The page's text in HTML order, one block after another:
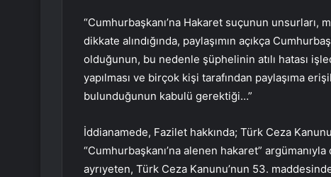
“Cumhurbaşkanı’na Hakaret suçunun unsurları,
dikkate alındığında, paylaşımın açıkça
olduğunun, bu nedenle şüphelinin atılı hatası
yapılması ve birçok kişi tarafından paylaşıma
bulunduğunun kabulü gerektiği…”
İddianamede, Fazilet hakkında; Türk Ceza
“Cumhurbaşkanı’na alenen hakaret”
ayrıyeten, Türk Ceza Kanunu’nun 53.